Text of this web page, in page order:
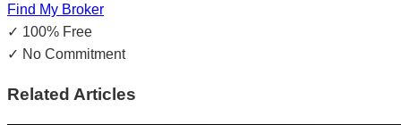
Find My Broker
✓ 100% Free
✓ No Commitment
Related Articles